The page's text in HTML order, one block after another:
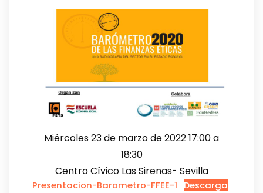
Miércoles 23 de marzo de 2022 17:00 a
18:30
Centro Cívico Las Sirenas- Sevilla
Presentacion-Barometro-FFEE-1 Descarga